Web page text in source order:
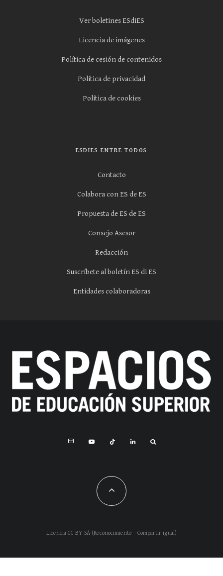
Ver boletines ESdiES
Licencia de imágenes
Política de cesión de contenidos
Política de privacidad
Política de cookies
ESDIES ENTRE TODOS
Contacto
Colabora con ES de ES
Propuesta de ES de ES
Consejo Asesor
Redacción
Suscríbete al boletín ES di ES
Entidades colaboradoras
Licencia CC BY-SA (Reconocimiento – Compartir igual)